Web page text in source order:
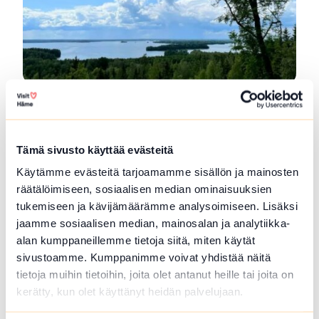
Tämä sivusto käyttää evästeitä
Käytämme evästeitä tarjoamamme sisällön ja mainosten
räätälöimiseen, sosiaalisen median ominaisuuksien
tukemiseen ja kävijämäärämme analysoimiseen. Lisäksi
jaamme sosiaalisen median, mainosalan ja analytiikka-
alan kumppaneillemme tietoja siitä, miten käytät
sivustoamme. Kumppanimme voivat yhdistää näitä
tietoja muihin tietoihin, joita olet antanut heille tai joita on
kerätty, kun olet käyttänyt heidän palvelujaan.
Vanajavesi-Kunstdreieck
Kulturroute, die drei Kunstziele...
Lue lisää tuotteesta Vanajavesi-Kunstdreieck